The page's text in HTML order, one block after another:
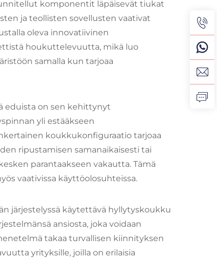
komponentit läpäisevät tiukat
ja teollisten sovellusten vaativat
oleva innovatiivinen
houkuttelevuutta, mikä luo
samalla kun tarjoaa
eduista on sen kehittynyt
yli estääkseen
koukkukonfiguraatio tarjoaa
ripustamisen samanaikaisesti tai
parantaakseen vakautta. Tämä
vaativissa käyttöolosuhteissa.
järjestelyssä käytettävä hyllytyskoukku
ansiosta, joka voidaan
takaa turvallisen kiinnityksen
yrityksille, joilla on erilaisia